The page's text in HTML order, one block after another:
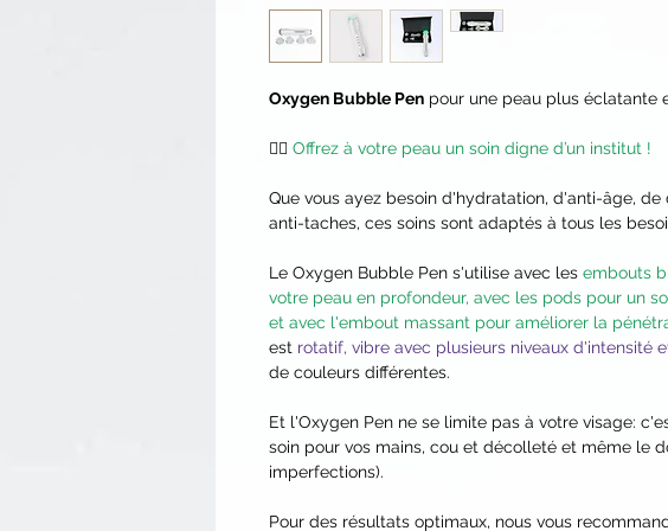
Oxygen Bubble Pen pour une peau plus éclatante
🧖‍♀️ Offrez à votre peau un soin digne d’un institut !
Que vous ayez besoin d'hydratation, d'anti-âge,
anti-taches, ces soins sont adaptés à tous les
Le Oxygen Bubble Pen s'utilise avec les embouts
votre peau en profondeur, avec les pods pour un
et avec l'embout massant pour améliorer la
est rotatif, vibre avec plusieurs niveaux d'intensité
de couleurs différentes.
Et l'Oxygen Pen ne se limite pas à votre visage:
soin pour vos mains, cou et décolleté et même le
imperfections).
Pour des résultats optimaux, nous vous